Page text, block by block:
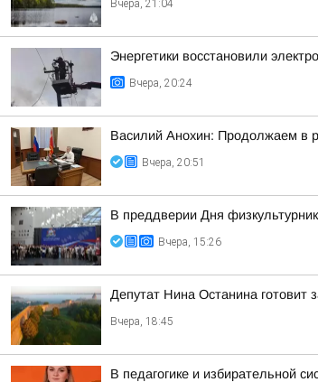
Вчера, 21:04
Энергетики восстановили
Вчера, 20:24
Василий Анохин: Продолжаем в
Вчера, 20:51
В преддверии Дня
Вчера, 15:26
Депутат Нина Останина готовит
Вчера, 18:45
В педагогике и избирательной